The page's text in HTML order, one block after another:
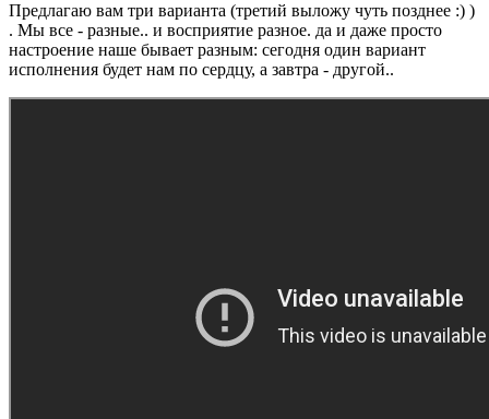
Предлагаю вам три варианта (третий выложу чуть позднее :) )
. Мы все - разные.. и восприятие разное. да и даже просто
настроение наше бывает разным: сегодня один вариант
исполнения будет нам по сердцу, а завтра - другой..